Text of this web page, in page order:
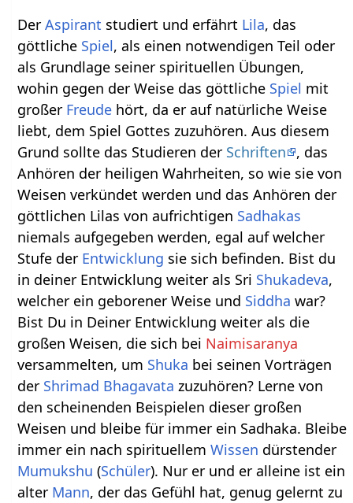
DerAspirant studiert und erfährt Lila, das
göttliche Spiel, als einen notwendigen Teil oder
als Grundlage seiner spirituellen Übungen,
wohin gegen der Weise das göttliche Spiel mit
großer Freude hört, da er auf natürliche Weise
liebt, dem Spiel Gottes zuzuhören. Aus diesem
Grund sollte das Studieren der Schriften
, das
Anhören der heiligen Wahrheiten, so wie sie von
Weisen verkündet werden und das Anhören der
göttlichen Lilas von aufrichtigen Sadhakas
niemals aufgegeben werden, egal auf welcher
Stufe der Entwicklung sie sich befinden. Bist du
in deiner Entwicklung weiter als Sri Shukadeva,
welcher ein geborener Weise und Siddha war?
Bist Du in Deiner Entwicklung weiter als die
großen Weisen, die sich bei Naimisaranya
versammelten, um Shuka bei seinen Vorträgen
der Shrimad Bhagavata zuzuhören? Lerne von
den scheinenden Beispielen dieser großen
Weisen und bleibe für immer ein Sadhaka. Bleibe
immer ein nach spirituellemWissen dürstender
Mumukshu (Schüler). Nur er und er alleine ist ein
alter Mann, der das Gefühl hat, genug gelernt zu